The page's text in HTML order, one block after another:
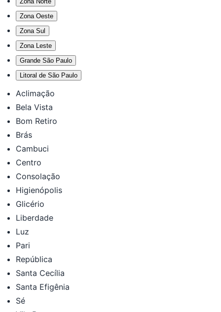
Zona Oeste
Zona Sul
Zona Leste
Grande São Paulo
Litoral de São Paulo
Aclimação
Bela Vista
Bom Retiro
Brás
Cambuci
Centro
Consolação
Higienópolis
Glicério
Liberdade
Luz
Pari
República
Santa Cecília
Santa Efigênia
Sé